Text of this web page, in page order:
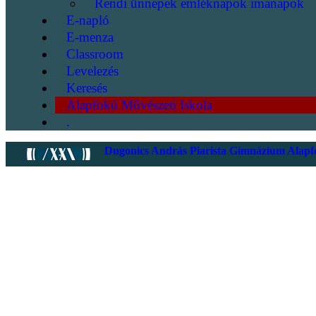
Rendi ünnepek emléknapok imanapok
E-napló
E-menza
Classroom
Levelezés
Keresés
Alapfokú Művészeti Iskola
.
Dugonics András Piarista Gimnázium